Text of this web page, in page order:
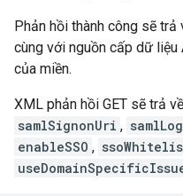
Phản hồi thành công sẽ trả
cùng với nguồn cấp dữ
của miền.
XML phản hồi GET sẽ trả
samlSignonUri ,
enableSSO ,